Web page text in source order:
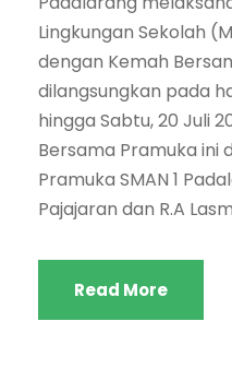
Lingkungan Sekolah
dengan Kemah
dilangsungkan pada
hingga Sabtu, 20 Juli
Bersama Pramuka ini
Pramuka SMAN 1
Pajajaran dan R.A
Read More